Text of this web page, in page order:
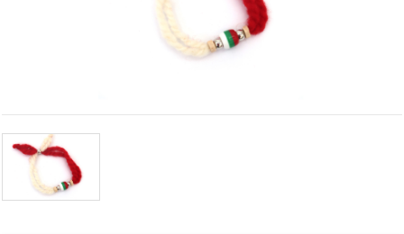
показваме
релевантно
съдържание
включително
с помощта